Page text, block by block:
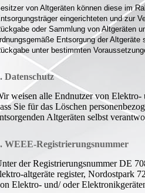
von Altgeräten können diese im
eingerichteten und zur
oder Sammlung von Altgeräten
Entsorgung der
unter bestimmten
Datenschutz
weisen alle Endnutzer von
Sie für das Löschen
Altgeräten selbst
WEEE-Registrierungsnummer
der Registrierungsnummer DE
altgeräte register, Nordostpark
Elektro- und/ oder